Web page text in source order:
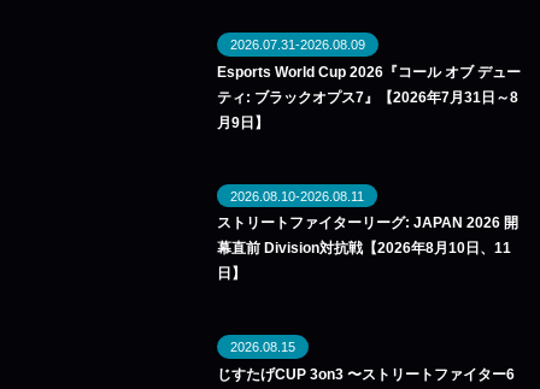
2026.07.31-2026.08.09
Esports World Cup 2026『コール オブ デュー
ティ: ブラックオプス7』【2026年7月31日～8
月9日】
2026.08.10-2026.08.11
ストリートファイターリーグ: JAPAN 2026 開
幕直前 Division対抗戦【2026年8月10日、11
日】
2026.08.15
じすたげCUP 3on3 〜ストリートファイター6